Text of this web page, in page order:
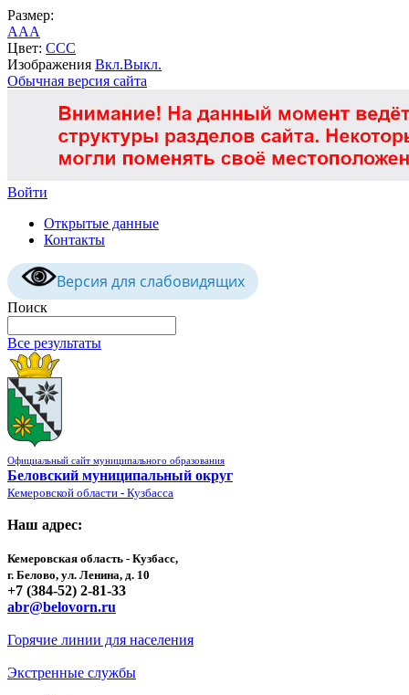
Размер:
AAA
Цвет: CCC
Изображения Вкл.Выкл.
Обычная версия сайта
Войти
Открытые данные
Контакты
Версия для слабовидящих
Поиск
Все результаты
Официальный сайт муниципального образования
Беловский муниципальный округ
Кемеровской области - Кузбасса
Наш адрес:
Кемеровская область - Кузбасс,
г. Белово, ул. Ленина, д. 10
+7 (384-52) 2-81-33
abr@belovorn.ru
Горячие линии для населения
Экстренные службы